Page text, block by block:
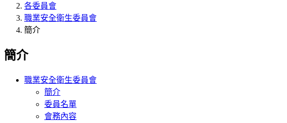
各委員會
職業安全衛生委員會
簡介
簡介
職業安全衛生委員會
簡介
委員名單
會務內容